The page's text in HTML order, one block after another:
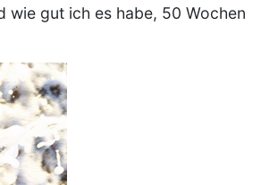
wie gut ich es habe, 50 Wochen